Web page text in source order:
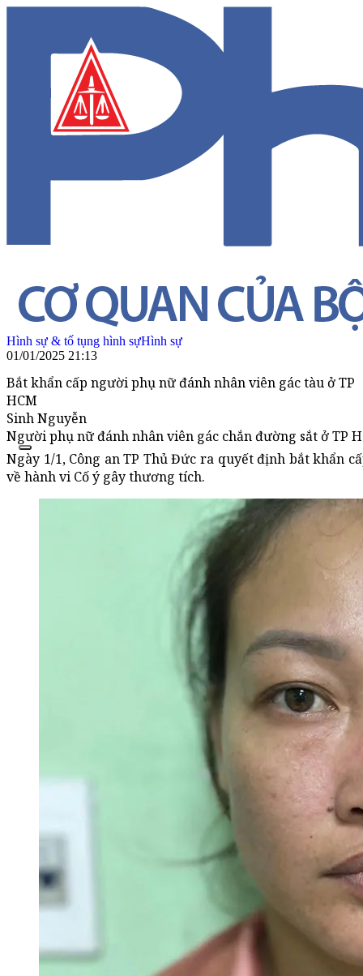
Hình sự & tố tụng hình sựHình sự
01/01/2025 21:13
Bắt khẩn cấp người phụ nữ đánh nhân viên gác tàu ở TP
HCM
Sinh Nguyễn
Người phụ nữ đánh nhân viên gác chắn đường sắt ở TP
Ngày 1/1, Công an TP Thủ Đức ra quyết định bắt khẩn
về hành vi Cố ý gây thương tích.